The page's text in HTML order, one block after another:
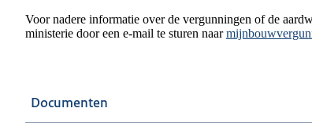
Voor nadere informatie over de vergunningen of de
ministerie door een e-mail te sturen naar
Documenten